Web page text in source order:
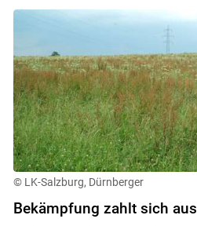
© LK-Salzburg, Dürnberger
Bekämpfung zahlt sich aus